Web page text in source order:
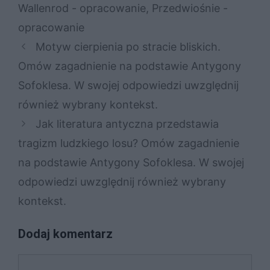
Wallenrod - opracowanie, Przedwiośnie -
opracowanie
Motyw cierpienia po stracie bliskich.
Omów zagadnienie na podstawie Antygony
Sofoklesa. W swojej odpowiedzi uwzględnij
również wybrany kontekst.
Jak literatura antyczna przedstawia
tragizm ludzkiego losu? Omów zagadnienie
na podstawie Antygony Sofoklesa. W swojej
odpowiedzi uwzględnij również wybrany
kontekst.
Dodaj komentarz